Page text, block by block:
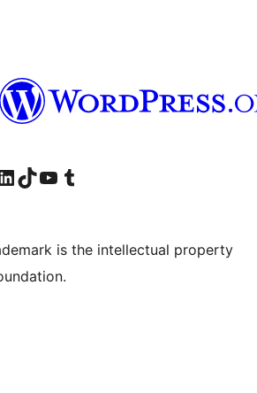
megtekintése
account
our LinkedIn account
Visit our TikTok account
Visit our YouTube channel
Visit our Tumblr account
is the intellectual property